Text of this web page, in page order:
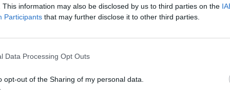
This information may also be disclosed by us to third parties on the
Participants that may further disclose it to other third parties.
Data Processing Opt Outs
opt-out of the Sharing of my personal data.
hiszen március elején a magyar bajnoki döntőben 3:1-es
alul a BJAHC-val szemben. A debreceniek